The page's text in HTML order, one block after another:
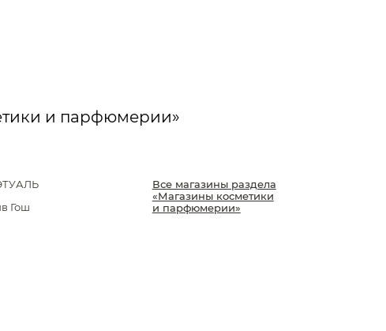
и парфюмерии»
Гош
Все магазины раздела
«Магазины косметики
и парфюмерии»